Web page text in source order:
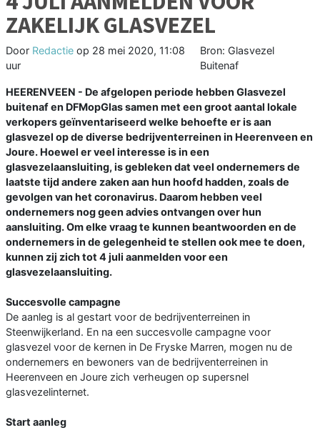
ZAKELIJK GLASVEZEL
Door Redactie op 28 mei 2020, 11:08
uur
Bron: Glasvezel
Buitenaf
HEERENVEEN - De afgelopen periode hebben Glasvezel
buitenaf en DFMopGlas samen met een groot aantal lokale
verkopers geïnventariseerd welke behoefte er is aan
glasvezel op de diverse bedrijventerreinen in Heerenveen en
Joure. Hoewel er veel interesse is in een
glasvezelaansluiting, is gebleken dat veel ondernemers de
laatste tijd andere zaken aan hun hoofd hadden, zoals de
gevolgen van het coronavirus. Daarom hebben veel
ondernemers nog geen advies ontvangen over hun
aansluiting. Om elke vraag te kunnen beantwoorden en de
ondernemers in de gelegenheid te stellen ook mee te doen,
kunnen zij zich tot 4 juli aanmelden voor een
glasvezelaansluiting.
Succesvolle campagne
De aanleg is al gestart voor de bedrijventerreinen in
Steenwijkerland. En na een succesvolle campagne voor
glasvezel voor de kernen in De Fryske Marren, mogen nu de
ondernemers en bewoners van de bedrijventerreinen in
Heerenveen en Joure zich verheugen op supersnel
glasvezelinternet.
Start aanleg